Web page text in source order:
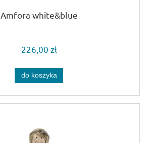
Amfora white&blue
226,00 zł
do koszyka